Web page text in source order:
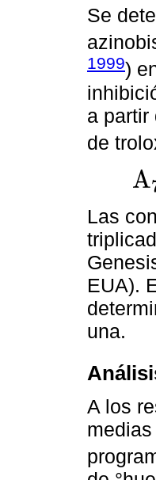
Se
1999)
a partir
de
A
A
Las
EUA).
una.
A los